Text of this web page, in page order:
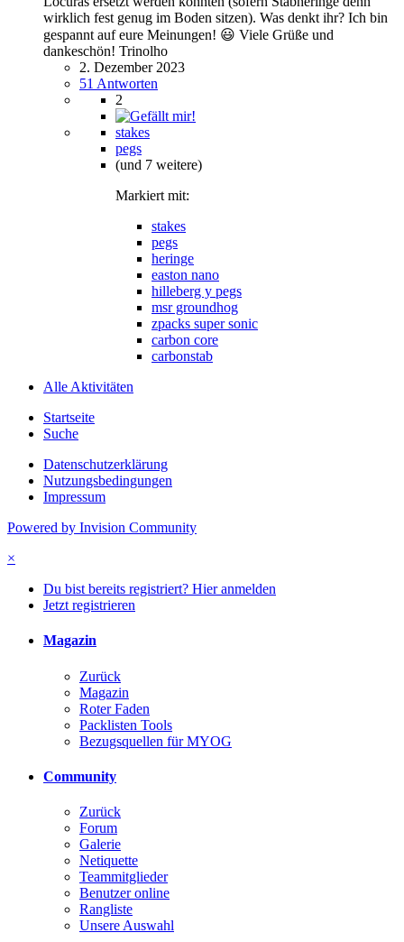
wirklich fest genug im Boden sitzen). Was denkt ihr? Ich bin
gespannt auf eure Meinungen! 😃 Viele Grüße und
dankeschön! Trinolho
2. Dezember 2023
51 Antworten
2
stakes
pegs
(und 7 weitere)
Markiert mit:
stakes
pegs
heringe
easton nano
hilleberg y pegs
msr groundhog
zpacks super sonic
carbon core
carbonstab
Alle Aktivitäten
Startseite
Suche
Datenschutzerklärung
Nutzungsbedingungen
Impressum
Powered by Invision Community
×
Du bist bereits registriert? Hier anmelden
Jetzt registrieren
Magazin
Zurück
Magazin
Roter Faden
Packlisten Tools
Bezugsquellen für MYOG
Community
Zurück
Forum
Galerie
Netiquette
Teammitglieder
Benutzer online
Rangliste
Unsere Auswahl